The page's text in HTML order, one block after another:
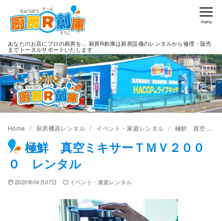
ツ
へ
移
動
あなたのお店にプロの厨房を… 厨房R創庫は厨房設備のレンタルから修理・販売
までトータルサポートいたします
Home 厨房機器レンタル イベント・家庭レンタル 極鮮 真空ミキサーＴＭＶ２０００ レンタル
極鮮 真空ミキサーＴＭＶ２００
０ レンタル
2020年04月07日 イベント・家庭レンタル